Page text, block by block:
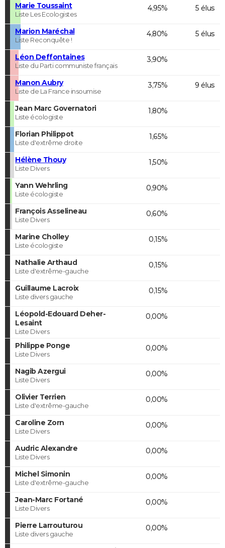
Marie Toussaint
Liste Les Ecologistes
4,95% 5 élus
Marion Maréchal
Liste Reconquête !
4,80% 5 élus
Léon Deffontaines
Liste du Parti communiste français
3,90%
Manon Aubry
Liste de La France insoumise
3,75% 9 élus
Jean Marc Governatori
Liste écologiste
1,80%
Florian Philippot
Liste d'extrême droite
1,65%
Hélène Thouy
Liste Divers
1,50%
Yann Wehrling
Liste écologiste
0,90%
François Asselineau
Liste Divers
0,60%
Marine Cholley
Liste écologiste
0,15%
Nathalie Arthaud
Liste d'extrême-gauche
0,15%
Guillaume Lacroix
Liste divers gauche
0,15%
Léopold-Edouard Deher-
Lesaint
Liste Divers
0,00%
Philippe Ponge
Liste Divers
0,00%
Nagib Azergui
Liste Divers
0,00%
Olivier Terrien
Liste d'extrême-gauche
0,00%
Caroline Zorn
Liste Divers
0,00%
Audric Alexandre
Liste Divers
0,00%
Michel Simonin
Liste d'extrême-gauche
0,00%
Jean-Marc Fortané
Liste Divers
0,00%
Pierre Larrouturou
Liste divers gauche
0,00%